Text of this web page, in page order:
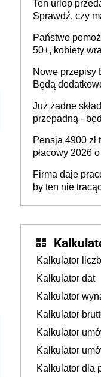
Ten urlop
Sprawdź, czy
Państwo
50+, kobiety
osoby
na rzecz
Nowe przepisy
Będą
Już żadne
przepadną -
Pensja 4900
płacowy 2026
Firma daje
by ten nie
Kalkulator
Kalkulator dat
Kalkulator
Kalkulator
Kalkulator
Kalkulator
Kalkulator dla